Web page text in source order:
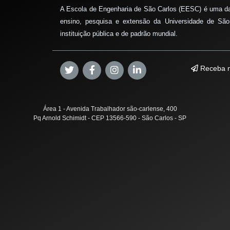
A Escola de Engenharia de São Carlos (EESC) é uma
ensino, pesquisa e extensão da Universidade de
instituição pública e de padrão mundial.
Receba
Área 1 - Avenida Trabalhador são-carlense, 400
Pq Arnold Schimidt - CEP 13566-590 - São Carlos - SP